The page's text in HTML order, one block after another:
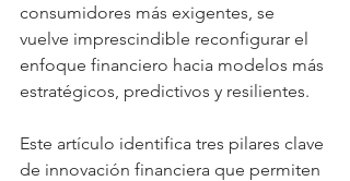
consumidores más exigentes, se
vuelve imprescindible reconfigurar el
enfoque financiero hacia modelos más
estratégicos, predictivos y resilientes.
Este artículo identifica tres pilares clave
de innovación financiera que permiten